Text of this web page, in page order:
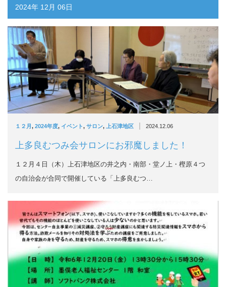
2024年 12月 06日
１２月, 2024年度, イベント, サロン, 上石津地区 | 2024.12.06
上多良むつみ会サロンにお邪魔しました！
１２月４日（木）上石津地区の井之内・南部・堂ノ上・樫原４つ
の自治会が合同で開催している「上多良むつ…